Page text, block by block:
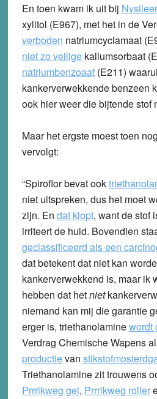
En toen kwam ik uit bij
xylitol (E967), met het in de
verboden natriumcyclamaat (
niet zo veiligekaliumsorbaat (
natriumbenzoaat(E211)
kankerverwekkende benzeen
ook hier weer die bijtende stof
Maar het ergste moest toen
vervolgt:
“Spiroflor bevat ook
niet uitspreken, dus het moet
zijn. En dat klopt, want de stof
irriteert de huid. Bovendien
geclassificeerd als een
dat betekent dat niet kan
kankerverwekkend is, maar ik
hebben dat hetniet
niemand kan mij die garantie
erger is, triethanolaminewordt
Verdrag Chemische Wapens
productievan
Triethanolamine zit trouwens
Prrrikweg gel, Prrrikweg roller